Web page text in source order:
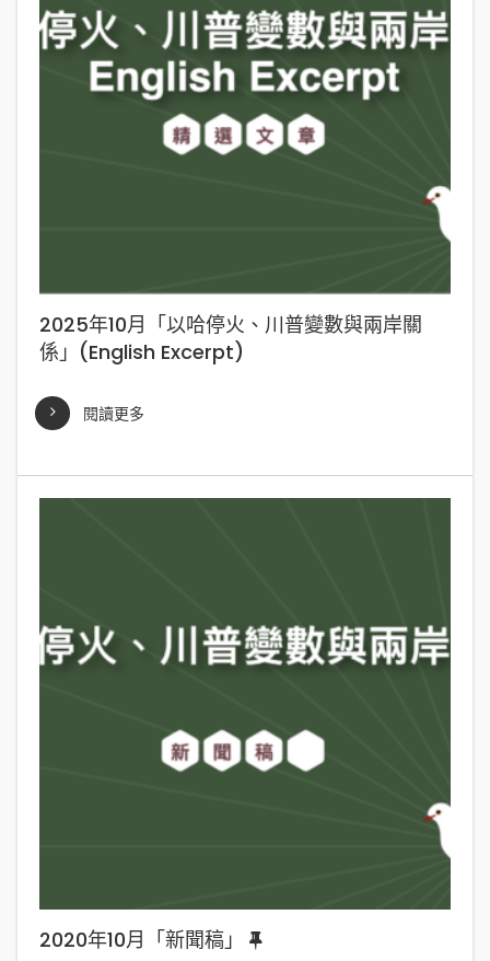
2025年10月「以哈停火、川普變數與兩岸關
係」(English Excerpt)
閱讀更多
2020年10月「新聞稿」